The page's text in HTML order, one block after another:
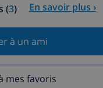
(3) En savoir plus ›
à un ami
mes favoris